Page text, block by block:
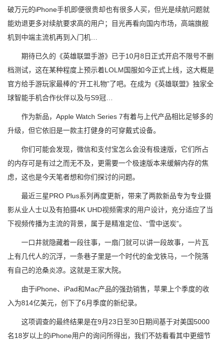
破万元的iPhone手机即便很贵却也有很多人买，但光是续航问题就
能劝退更多对续航要求高的用户；目光再看向国内市场，高端旗舰
机到中端主流机再到入门机…
期待已久的《英雄联盟手游》已于10月8日正式开启不限号不删
档测试，这在某种程度上预示着LOLM国服如今正式上线，这大概是
官方给手游玩家最棒的“开工礼物”了吧。在成为《英雄联盟》独家全
球智能手机合作伙伴以及与S9冠…
作为新品，Apple Watch Series 7有着与上代产品相比足够多的
升级，但它依旧是一款主打健身的可穿戴式设备。
你们可能会发现，微信和支付宝怎么会没有极速版，它们所占
的内存可是有过之而无不及，更需要一个极速版本来缓解内存的焦
虑，这也是今天笔者想和你们探讨的问题。
最近三星PRO Plus系列再度更新，带来了两款新品专为专业摄
影从业人士以及有拍摄4K UHD视频需求的用户设计，充分适应了当
下视频传播为主流的背景，属于是精准定位、“雪中送炭”。
一口井就隐藏着一段往事，一扇门就可以讲一段故事，一片瓦
上有几代人的沉浮，一条巷子里是一个时代的金戈铁马，一个院落
有自己的沧桑炎凉。这就是王家大院。
由于iPhone、iPad和Mac产品的强劲销售，苹果上个季度的收
入为814亿美元，创下了6月季度的新纪录。
这项调查的最终结果是在9月23日至30日期间基于对美国5000
名18岁以上的iPhone用户的询问所得出，我们不妨看看其中更细节